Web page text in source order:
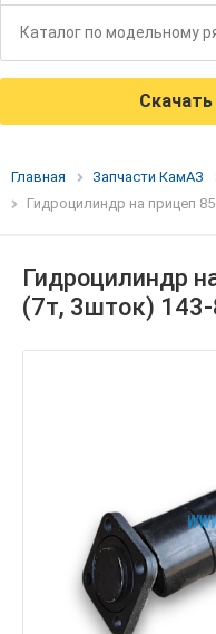
Каталог по модельному
Скачать
Главная Запчасти КамАЗ
Гидроцилиндр на прицеп
Гидроцилиндр
(7т, 3шток)